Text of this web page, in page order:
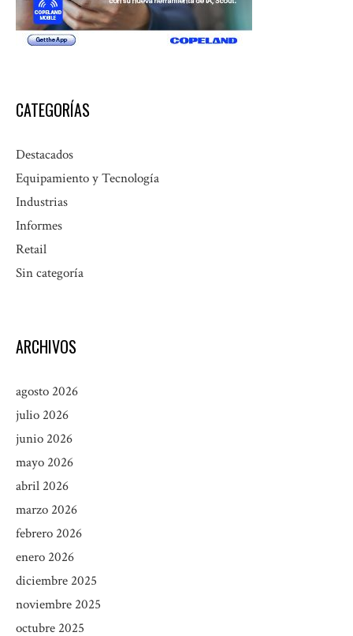
CATEGORÍAS
Destacados
Equipamiento y Tecnología
Industrias
Informes
Retail
Sin categoría
ARCHIVOS
agosto 2026
julio 2026
junio 2026
mayo 2026
abril 2026
marzo 2026
febrero 2026
enero 2026
diciembre 2025
noviembre 2025
octubre 2025